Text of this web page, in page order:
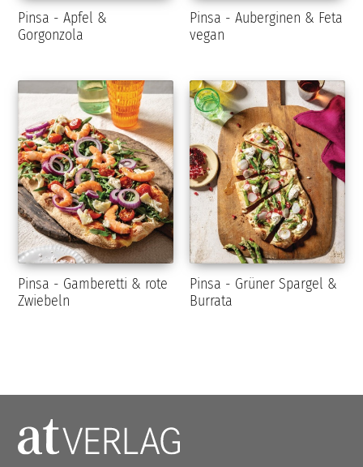
Pinsa - Apfel &
Gorgonzola
Pinsa - Auberginen & Feta
vegan
Pinsa - Gamberetti & rote
Zwiebeln
Pinsa - Grüner Spargel &
Burrata